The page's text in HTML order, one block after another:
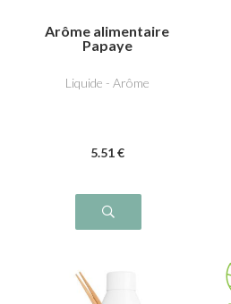
Arôme alimentaire
Papaye
Liquide - Arôme
5.51 €